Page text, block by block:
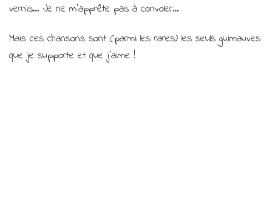
you
vernis… Je ne m’apprête pas à convoler…
Mais ces chansons sont (parmi les rares) les seuls guimauves
que je supporte et que j’aime !